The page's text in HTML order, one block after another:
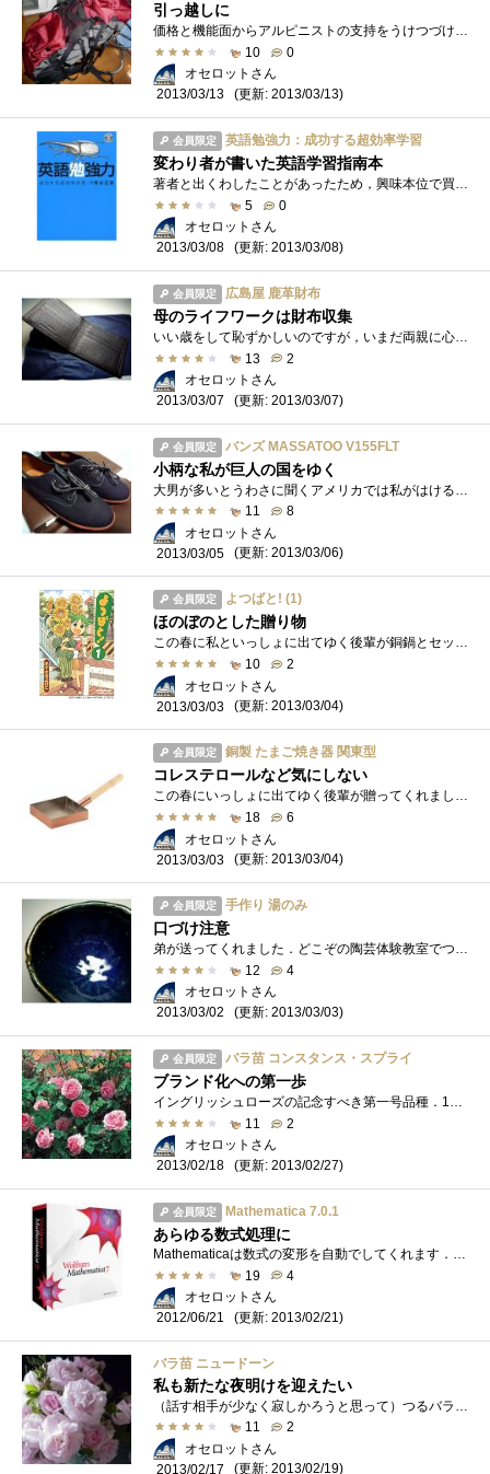
引っ越しに
価格と機能面からアルピニストの支持をうけつづけるザック・ブランドZEROPOINTの旧製品．そう，私はこれから研究留学という険しい山をはいのぼ�...
10
0
オセロットさん
2013/03/13
(更新: 2013/03/13)
会員限定 英語勉強力：成功する超効率学習
変わり者が書いた英語学習指南本
著者と出くわしたことがあったため，興味本位で買ってみました．著者は（私の記憶が正しければ）数学，化学，物理と専門分野を転々とかえて�...
5
0
オセロットさん
2013/03/08
(更新: 2013/03/08)
会員限定 広島屋 鹿革財布
母のライフワークは財布収集
13
2
オセロットさん
2013/03/07
(更新: 2013/03/07)
会員限定 バンズ MASSATOO V155FLT
小柄な私が巨人の国をゆく
11
8
オセロットさん
2013/03/05
(更新: 2013/03/06)
会員限定 よつばと! (1)
ほのぼのとした贈り物
この春に私といっしょに出てゆく後輩が銅鍋とセットで贈ってくれました．私は漫画をほとんど読まないのですが，この漫画の「にどとくんな！�...
10
2
オセロットさん
2013/03/03
(更新: 2013/03/04)
会員限定 銅製 たまご焼き器 関東型
コレステロールなど気にしない
この春にいっしょに出てゆく後輩が贈ってくれました．追いコンを開いて，皆から集めたお金で出てゆく人たちへ小さなプレゼントを贈るという�...
18
6
オセロットさん
2013/03/03
(更新: 2013/03/04)
会員限定 手作り 湯のみ
口づけ注意
弟が送ってくれました．どこぞの陶芸体験教室でつくってきたとのこと．湯のみのフチに動物がしがみついています．弟いわくゴリラだそうです�...
12
4
オセロットさん
2013/03/02
(更新: 2013/03/03)
会員限定 バラ苗 コンスタンス・スプライ
ブランド化への第一歩
イングリッシュローズの記念すべき第一号品種．1961年の作出です．初期の品種だけに四季咲き性を獲得できていませんが，ソフトピンクの大きな�...
11
2
オセロットさん
2013/02/18
(更新: 2013/02/27)
会員限定 Mathematica 7.0.1
あらゆる数式処理に
19
4
オセロットさん
2012/06/21
(更新: 2013/02/21)
バラ苗 ニュードーン
私も新たな夜明けを迎えたい
11
2
オセロットさん
2013/02/17
(更新: 2013/02/19)